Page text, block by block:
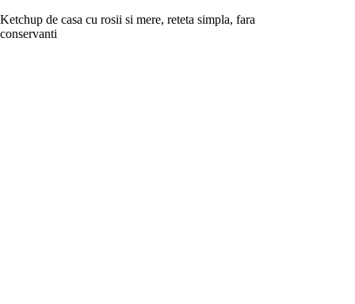
Ketchup de casa cu rosii si mere, reteta simpla, fara
conservanti